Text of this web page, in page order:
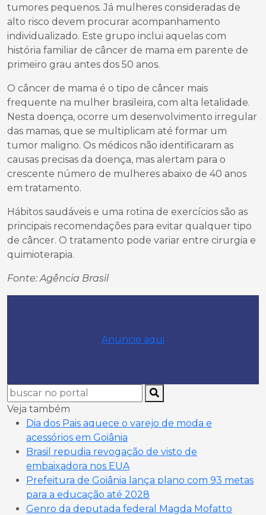
tumores pequenos. Já mulheres consideradas de
alto risco devem procurar acompanhamento
individualizado. Este grupo inclui aquelas com
história familiar de câncer de mama em parente de
primeiro grau antes dos 50 anos.
O câncer de mama é o tipo de câncer mais
frequente na mulher brasileira, com alta letalidade.
Nesta doença, ocorre um desenvolvimento irregular
das mamas, que se multiplicam até formar um
tumor maligno. Os médicos não identificaram as
causas precisas da doença, mas alertam para o
crescente número de mulheres abaixo de 40 anos
em tratamento.
Hábitos saudáveis e uma rotina de exercícios são as
principais recomendações para evitar qualquer tipo
de câncer. O tratamento pode variar entre cirurgia e
quimioterapia.
Fonte: Agência Brasil
Anuncie aqui
Veja também
Dia dos Pais aquece o varejo de moda e
acessórios em Goiânia
Brasil repudia revogação de visto de
embaixadora nos EUA
Prefeitura de Goiânia lança plano com 93 metas
para a educação até 2028
Genro da deputada federal Magda Mofatto